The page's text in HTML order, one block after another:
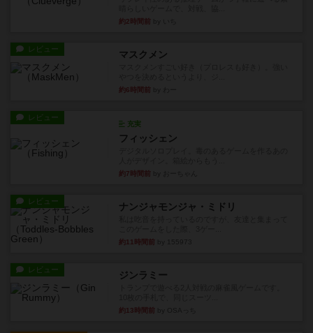
約2時間前
レビュー マスクメン
約6時間前
レビュー
充実
フィッシェン
約7時間前
レビュー ナンジャモンジャ・ミドリ
約11時間前
レビュー ジンラミー
約13時間前